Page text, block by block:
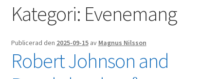
Evenemang
Artiklar
Om oss
Kategori: Evenemang
Publicerad den 2025-09-15 av Magnus Nilsson
Robert Johnson and